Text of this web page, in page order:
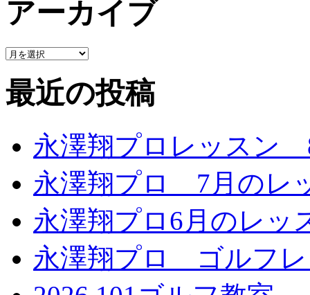
アーカイブ
最近の投稿
永澤翔プロレッスン
永澤翔プロ 7月のレ
永澤翔プロ6月のレッ
永澤翔プロ ゴルフ